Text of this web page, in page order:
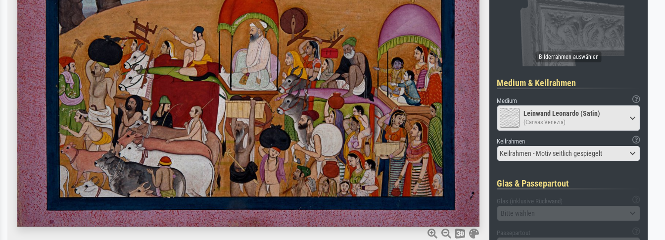
Medium & Keilrahmen
Medium
Leinwand Leonardo (Satin)
(Canvas Venezia)
Keilrahmen
Keilrahmen - Motiv seitlich gespiegelt
Glas & Passepartout
Glas (inklusive Rückwand)
Bitte wählen
Passepartout